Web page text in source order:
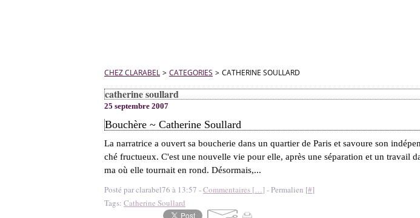
CHEZ CLARABEL > CATEGORIES > CATHERINE SOULLARD
catherine soullard
25 septembre 2007
Bouchère ~ Catherine Soullard
La narratrice a ouvert sa boucherie dans un quartier de Paris et savoure son
ché fructueux. C'est une nouvelle vie pour elle, après une séparation et un travail
ma où elle tournait en rond. Désormais,...
Posté par clarabel76 à 13:57 -Commentaires […] - Permalien [#]
Tags: Catherine Soullard